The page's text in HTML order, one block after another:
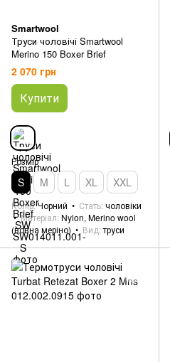
Smartwool
Труси чоловічі Smartwool
Merino 150 Boxer Brief
2 070 грн
Купити
Розмір
S M L XL XXL
Колір Чорний Стать чоловіки
Матеріал Nylon, Merino wool
(вовна меріно)
Вид труси